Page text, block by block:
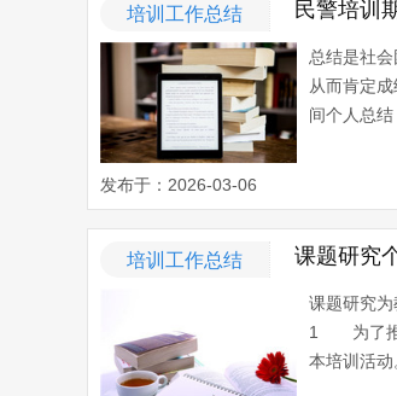
培训工作总结 民警培训
总结是社
从而肯定
间个人总
发布于：2026-03-06
培训工作总结 课题研究
课题研究
1 为了推
本培训活